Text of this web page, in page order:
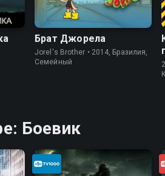
Брат Джорела
Jorel's Brother • 2014, Бразилия,
Cемейный
Боевик